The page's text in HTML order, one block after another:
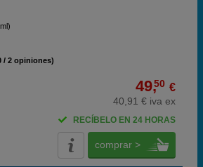
/ 2 opiniones)
49,50 €
40,91 € iva ex
RECÍBELO EN 24 HORAS
comprar >